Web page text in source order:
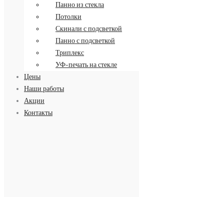
Панно из стекла
Потолки
Скинали с подсветкой
Панно с подсветкой
Триплекс
УФ-печать на стекле
Цены
Наши работы
Акции
Контакты